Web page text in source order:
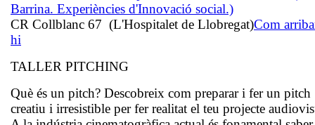
Barrina. Experiències d'Innovació social.)
CR Collblanc 67 (L'Hospitalet de Llobregat)Com
hi
TALLER PITCHING
Què és un pitch? Descobreix com preparar i fer un pitch
creatiu i irresistible per fer realitat el teu projecte